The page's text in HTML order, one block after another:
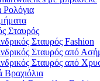
Ρολόγια
Σταυρός
Σταυρός Fashion
Σταυρός από
Σταυρός από
Βραχιόλια